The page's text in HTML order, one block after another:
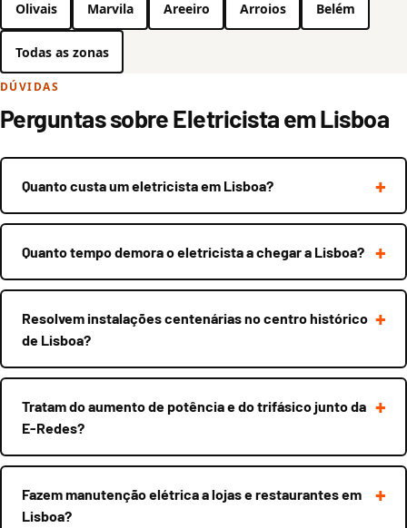
Olivais Marvila Areeiro Arroios Belém
Todas as zonas
DÚVIDAS
Perguntas sobre Eletricista em Lisboa
Quanto custa um eletricista em Lisboa?
Quanto tempo demora o eletricista a chegar a Lisboa?
Resolvem instalações centenárias no centro histórico
de Lisboa?
Tratam do aumento de potência e do trifásico junto da
E-Redes?
Fazem manutenção elétrica a lojas e restaurantes em
Lisboa?